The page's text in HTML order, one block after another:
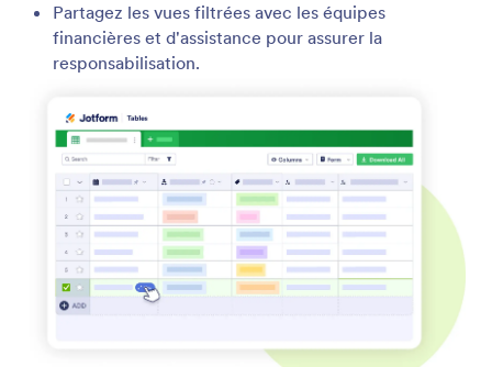
Partagez les vues filtrées avec les équipes
financières et d'assistance pour assurer la
responsabilisation.